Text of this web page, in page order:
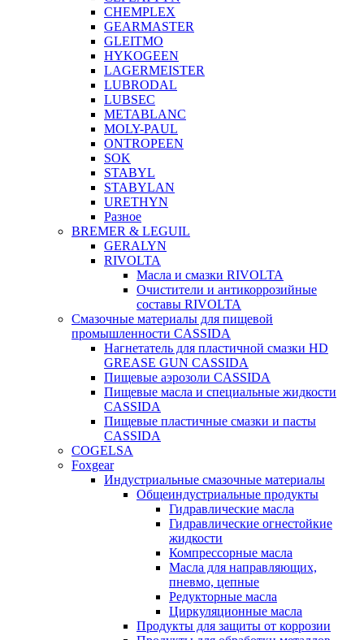
CHEMPLEX
GEARMASTER
GLEITMO
HYKOGEEN
LAGERMEISTER
LUBRODAL
LUBSEC
METABLANC
MOLY-PAUL
ONTROPEEN
SOK
STABYL
STABYLAN
URETHYN
Разное
BREMER & LEGUIL
GERALYN
RIVOLTA
Масла и смазки RIVOLTA
Очистители и антикоррозийные
составы RIVOLTA
Смазочные материалы для пищевой
промышленности CASSIDA
Нагнетатель для пластичной смазки HD
GREASE GUN CASSIDA
Пищевые аэрозоли CASSIDA
Пищевые масла и специальные жидкости
CASSIDA
Пищевые пластичные смазки и пасты
CASSIDA
COGELSA
Foxgear
Индустриальные смазочные материалы
Общеиндустриальные продукты
Гидравлические масла
Гидравлические огнестойкие
жидкости
Компрессорные масла
Масла для направляющих,
пневмо, цепные
Редукторные масла
Циркуляционные масла
Продукты для защиты от коррозии